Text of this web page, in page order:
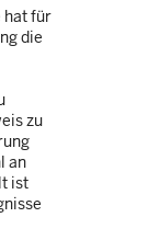
hat für
die
zu
an
ist